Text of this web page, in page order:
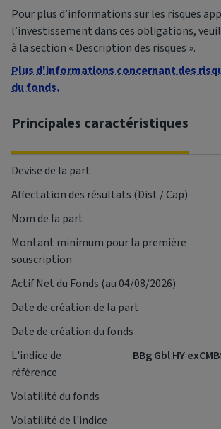
Pour plus d’informations sur les risques
l’investissement dans ces obligations,
à la section « Description des risques ».
Plus d'informations concernant des
du fonds.
Principales caractéristiques
Devise de la part
Affectation des résultats (Dist / Cap)
Nom de la part
Montant minimum pour la première
souscription
Actif Net du Fonds (au 04/08/2026)
Date de création de la part
Date de création du fonds
L'indice de
référence
BBg Gbl HY
Volatilité du fonds
Volatilité de l'indice